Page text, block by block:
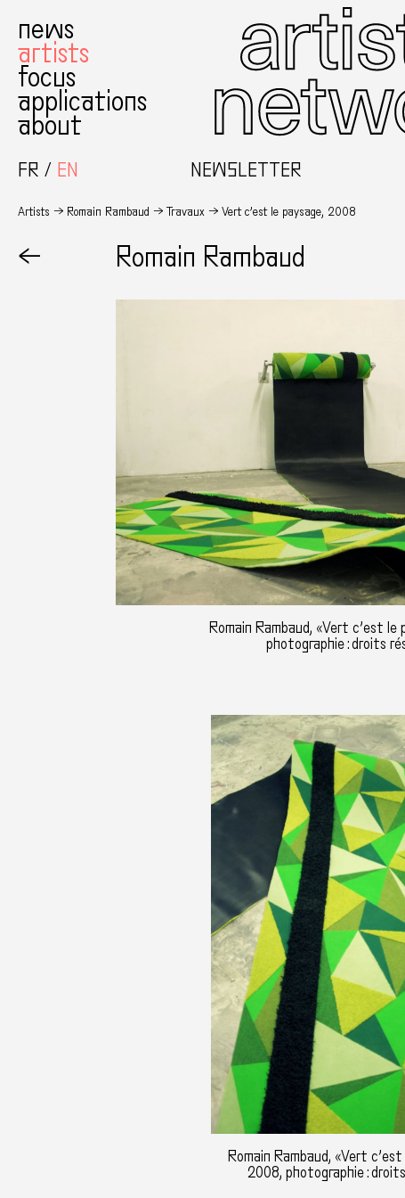
news
artists
focus
applications
about
FR
EN NEWSLETTER
Artists Romain Rambaud Travaux Vert c’est le paysage, 2008
← Romain Rambaud
Romain Rambaud, «Vert c’est le
photographie : droits
Romain Rambaud, «Vert
2008, photographie :